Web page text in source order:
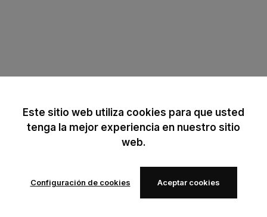
Este sitio web utiliza cookies para que usted
tenga la mejor experiencia en nuestro sitio
web.
Configuración de cookies Aceptar cookies